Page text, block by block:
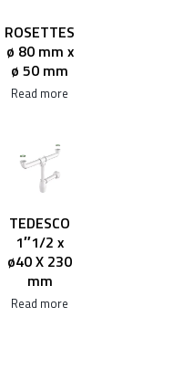
ROSETTES
ø 80 mm x
ø 50 mm
Read more
TEDESCO
1″1/2 x
ø40 X 230
mm
Read more